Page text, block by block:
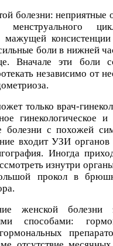
болезни:
мажущей
боли в нижней
Вначале эти боли
независимо от
только врач-
гинекологическое и
болезни с похожей
входит УЗИ органов
Иногда
изнутри
прокол в
женской болезни
способами: